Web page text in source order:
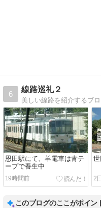
6
線路巡礼２
恩田駅にて、羊電車は青テ
ープで養生中
19時間前
2
このブログのここがポイン